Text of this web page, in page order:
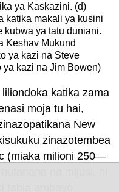
ya Kaskazini. (d)
katika makali ya kusini
kubwa ya tatu duniani.
Keshav Mukund
ya kazi na Steve
kazi na Jim Bowen)
liliondoka katika zama
moja tu hai,
New
zinazotembea
(miaka milioni 250—
na mijusi, ni
tabia ambayo